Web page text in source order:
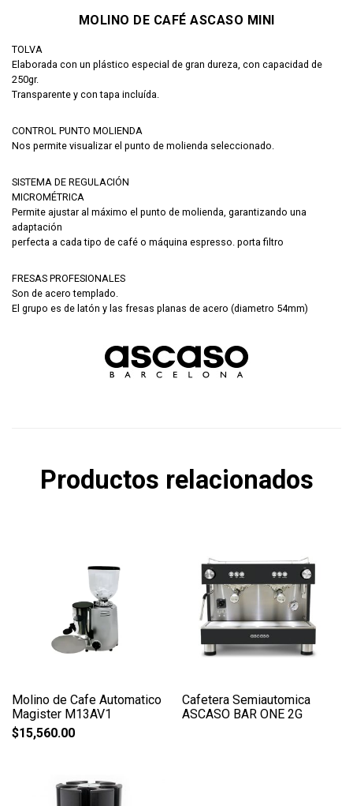
MOLINO DE CAFÉ ASCASO MINI
TOLVA
Elaborada con un plástico especial de gran dureza, con capacidad de
250gr.
Transparente y con tapa incluída.
CONTROL PUNTO MOLIENDA
Nos permite visualizar el punto de molienda seleccionado.
SISTEMA DE REGULACIÓN
MICROMÉTRICA
Permite ajustar al máximo el punto de molienda, garantizando una
adaptación
perfecta a cada tipo de café o máquina espresso. porta filtro
FRESAS PROFESIONALES
Son de acero templado.
El grupo es de latón y las fresas planas de acero (diametro 54mm)
Productos relacionados
Molino de Cafe Automatico
Magister M13AV1
$15,560.00
Cafetera Semiautomica
ASCASO BAR ONE 2G